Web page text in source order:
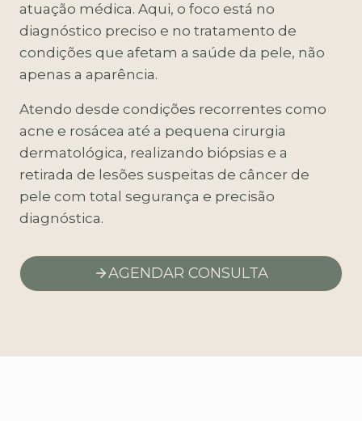
atuação médica. Aqui, o foco está no
diagnóstico preciso e no tratamento de
condições que afetam a saúde da pele, não
apenas a aparência.
Atendo desde condições recorrentes como
acne e rosácea até a pequena cirurgia
dermatológica, realizando biópsias e a
retirada de lesões suspeitas de câncer de
pele com total segurança e precisão
diagnóstica.
AGENDAR CONSULTA